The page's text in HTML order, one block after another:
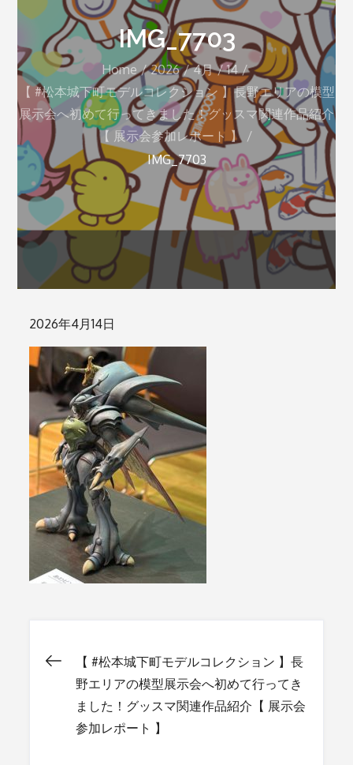
IMG_7703
Home 2026 4月
14
【 #松本城下町モデルコレクション 】長野エリアの模型
展示会へ初めて行ってきました！グッスマ関連作品紹介
【 展示会参加レポート 】
IMG_7703
Posted
on
2026年4月14日
投
稿
【 #松本城下町モデルコレクション 】長
野エリアの模型展示会へ初めて行ってき
ました！グッスマ関連作品紹介【 展示会
参加レポート 】